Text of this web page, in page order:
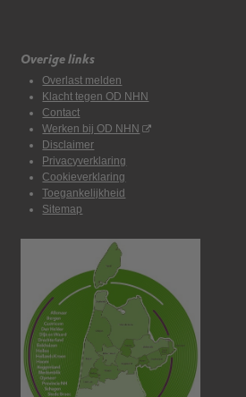
Overige links
Overlast melden
Klacht tegen OD NHN
Contact
Werken bij OD NHN
Disclaimer
Privacyverklaring
Cookieverklaring
Toegankelijkheid
Sitemap